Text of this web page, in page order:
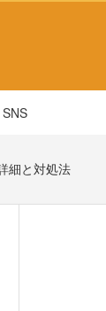
SNS
細と対処法